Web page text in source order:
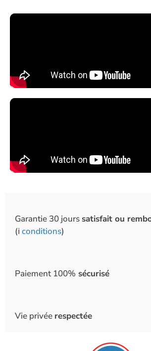
Garantie 30 jours satisfait ou
(ℹ️ conditions)
Paiement 100% sécurisé
Vie privée respectée